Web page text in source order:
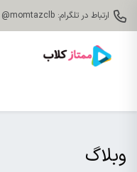
ارتباط در تلگرام: momtazclb@
وبلاگ